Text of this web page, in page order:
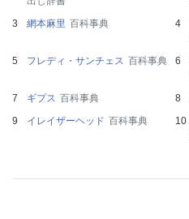
網本麻里 百科事典
フレディ・サンチェス 百科事典
ギプス 百科事典
イレイザーヘッド 百科事典